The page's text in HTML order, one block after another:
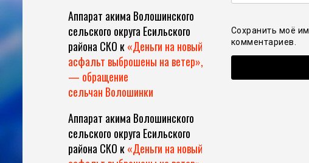
Сохранить моё
комментариев.
Аппарат акима Волошинского
сельского округа Есильского
района СКО к«Деньги на новый
асфальт выброшены на ветер»,
— обращение
сельчан Волошинки
Аппарат акима Волошинского
сельского округа Есильского
района СКО к«Деньги на новый